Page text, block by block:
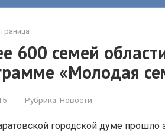
600 семей
«Молодая
Рубрика: Новости
городской думе